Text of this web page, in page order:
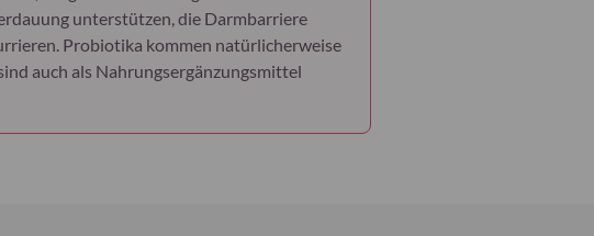
unterstützen, die Darmbarriere
Probiotika kommen natürlicherweise
auch als Nahrungsergänzungsmittel